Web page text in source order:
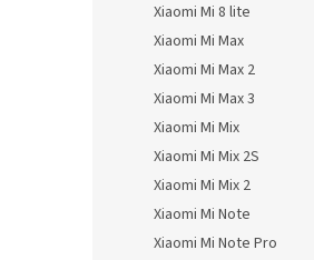
Xiaomi Mi 8 lite
Xiaomi Mi Max
Xiaomi Mi Max 2
Xiaomi Mi Max 3
Xiaomi Mi Mix
Xiaomi Mi Mix 2S
Xiaomi Mi Mix 2
Xiaomi Mi Note
Xiaomi Mi Note Pro